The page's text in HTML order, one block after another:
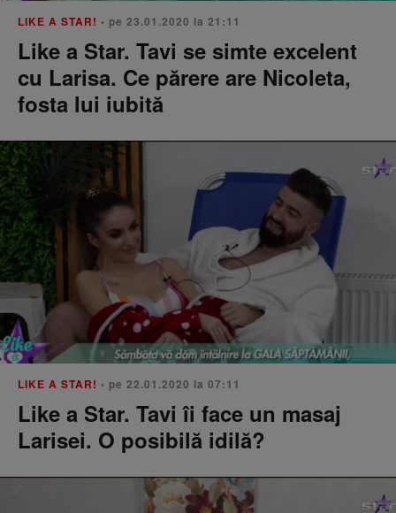
LIKE A STAR! • pe 23.01.2020 la 21:11
Like a Star. Tavi se simte excelent
cu Larisa. Ce părere are Nicoleta,
fosta lui iubită
LIKE A STAR! • pe 22.01.2020 la 07:11
Like a Star. Tavi îi face un masaj
Larisei. O posibilă idilă?